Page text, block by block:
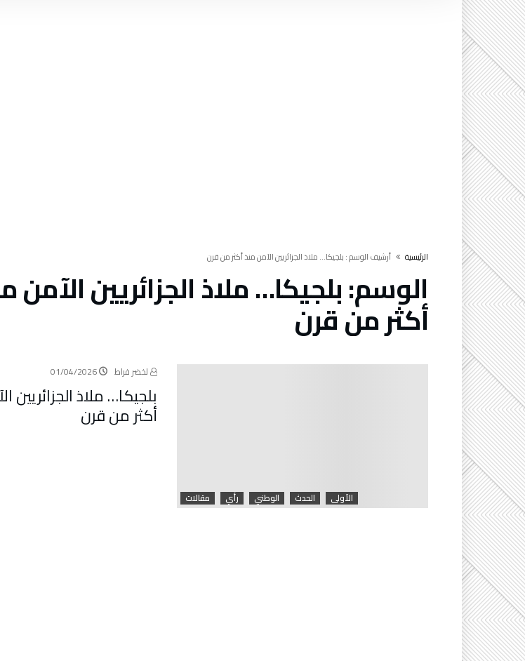
‫الرئيسية‬ ‫أرشيف الوسم :‬ بلجيكا… ملاذ الجزائريين الآمن منذ أكثر من قرن
الوسم:بلجيكا… ملاذ الجزائريين الآمن
أكثر من قرن
الأولى الحدث الوطني رأي مقالات
لخضر فراط 01/04/2026
بلجيكا… ملاذ الجزائريين
أكثر من قرن